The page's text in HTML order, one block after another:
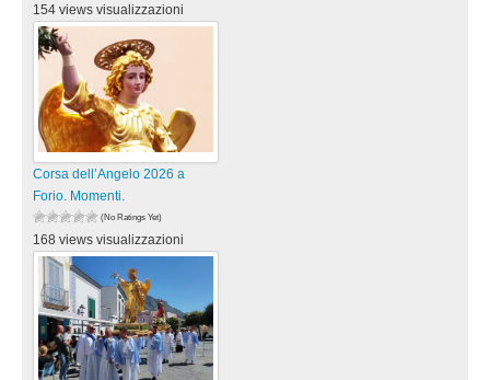
154 views visualizzazioni
Corsa dell’Angelo 2026 a
Forio. Momenti.
(No Ratings Yet)
168 views visualizzazioni